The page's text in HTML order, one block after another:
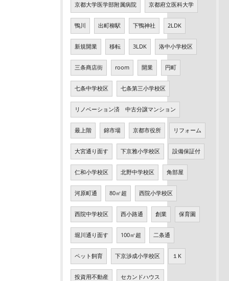
京都大学医学部附属病院 京都府立医科大学
鴨川 出町柳駅 下鴨神社 2LDK
新規開業 移転 3LDK 洛中小学校区
三条商店街 room 開業 円町
七条中学校区 七条第三小学校区
リノベーション済 中古分譲マンション
最上階 錦市場 京都市役所 リフォーム
大宮通り面す 下京雅小学校区 設備保証付
仁和小学校区 北野中学校区 角部屋
河原町通 80㎡超 西院小学校区
西院中学校区 西小路通 創業 保育園
堀川通り面す 100㎡超 二条通
ペット飼育 下京渉成小学校区 １K
投資用不動産 セカンドハウス